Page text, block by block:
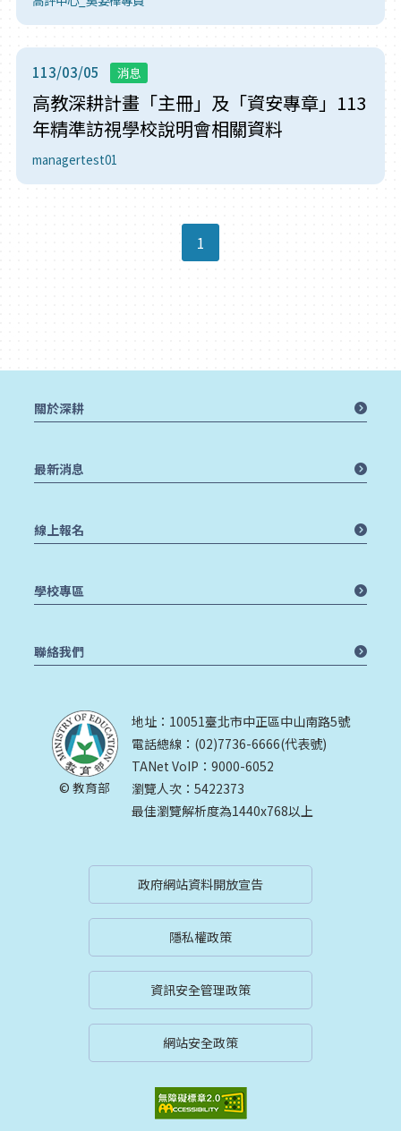
113/03/05 消息
高教深耕計畫「主冊」及「資安專章」113
年精準訪視學校說明會相關資料
managertest01
1
© 教育部
地址：10051臺北市中正區中山南路5號
電話總線：(02)7736-6666(代表號)
TANet VoIP：9000-6052
瀏覽人次：5422373
最佳瀏覽解析度為1440x768以上
關於深耕
最新消息
線上報名
學校專區
聯絡我們
政府網站資料開放宣告
隱私權政策
資訊安全管理政策
網站安全政策